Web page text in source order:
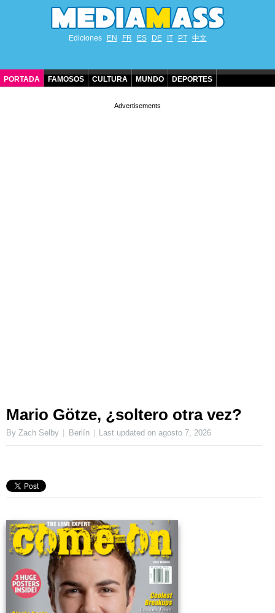
Ediciones EN FR ES DE IT PT 中文
PORTADA FAMOSOS CULTURA MUNDO DEPORTES
Mario Götze, ¿soltero otra vez?
By Zach Selby Berlín Last updated onagosto 7, 2026